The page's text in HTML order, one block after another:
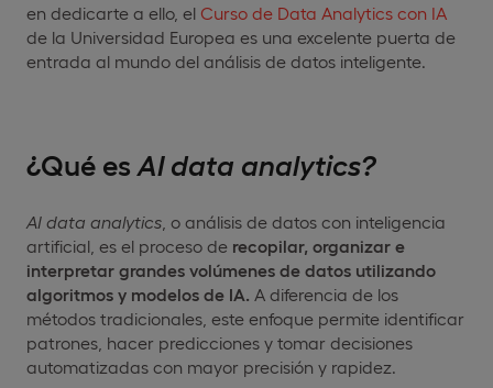
en dedicarte a ello, el Curso de Data Analytics con IA
de la Universidad Europea es una excelente puerta de
entrada al mundo del análisis de datos inteligente.
¿Qué es AI data analytics?
AI data analytics , o análisis de datos con inteligencia
artificial, es el proceso de recopilar, organizar e
interpretar grandes volúmenes de datos utilizando
algoritmos y modelos de IA. A diferencia de los
métodos tradicionales, este enfoque permite identificar
patrones, hacer predicciones y tomar decisiones
automatizadas con mayor precisión y rapidez.